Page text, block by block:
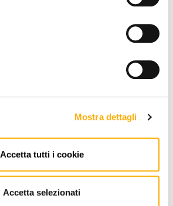
Mostra dettagli
Accetta tutti i cookie
Accetta selezionati